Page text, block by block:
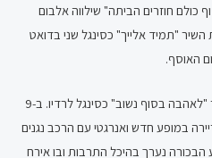
"בסוף כולם חוזרים הביתה" שילווה אלבום
2017 הוציא את השיר "תמיד אלייך" כסינגל שני בדואט
האוסף.
בפברואר 2018 הוציא לאור את השיר "לאהבה בסוף נשוב" כסינגל לרדיו. ב-9
קלינשטיין 30 שנות קריירה במופע חדש ואנרגטי עם הרכב נגנים
נערך בהיכל התרבות ובו אירח